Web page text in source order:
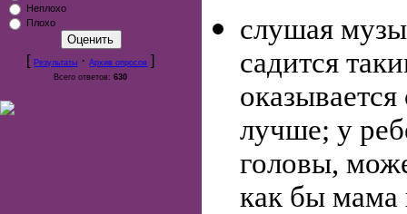
Неплохо
Плохо
[Результаты ·Архив опросов ]
Всего ответов:630
слушая
садится
лучше; у
головы,
как бы